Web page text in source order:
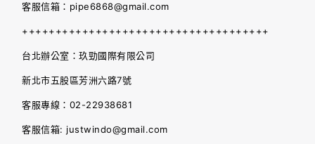
客服信箱：pipe6868@gmail.com
+++++++++++++++++++++++++++++++++++++
台北辦公室：玖勁國際有限公司
新北市五股區芳洲六路7號
客服專線：02-22938681
客服信箱: justwindo@gmail.com